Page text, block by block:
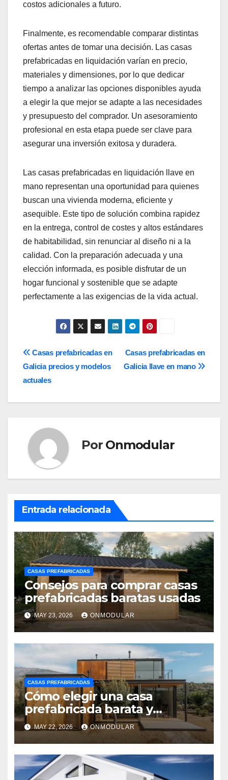
costos adicionales a futuro.
Finalmente, es recomendable comparar distintas
ofertas antes de tomar una decisión. Las casas
prefabricadas en liquidación varían en precio,
materiales y dimensiones, por lo que dedicar
tiempo a analizar las opciones disponibles ayuda
a elegir la que mejor se adapte a las necesidades
y presupuesto del comprador. Un asesoramiento
profesional en esta etapa puede ser clave para
asegurar una inversión exitosa y duradera.
Las casas prefabricadas en liquidación llave en
mano representan una oportunidad para quienes
buscan una vivienda moderna, eficiente y
asequible. Este tipo de solución combina rapidez
en la entrega, control de costes y altos estándares
de habitabilidad, sin renunciar al diseño ni a la
calidad. Con la preparación adecuada y una
elección informada, es posible disfrutar de un
hogar funcional y sostenible que se adapte
perfectamente a las exigencias de la vida actual.
Navegación
de
entradas
Casas prefabricadas en
Galicia llave en mano
Casas prefabricadas en
Galicia precios y modelos
actuales
Por Onmodular
Entrada relacionada
CASAS PREFABRICADAS
Consejos para comprar casas
prefabricadas baratas usadas
MAY 23, 2026 ONMODULAR
CASAS PREFABRICADAS
Cómo elegir una casa
prefabricada barata y
moderna
MAY 22, 2026 ONMODULAR